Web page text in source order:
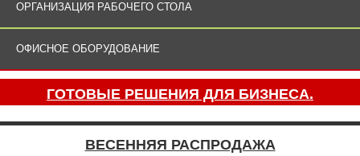
ОРГАНИЗАЦИЯ РАБОЧЕГО СТОЛА
ОФИСНОЕ ОБОРУДОВАНИЕ
ГОТОВЫЕ РЕШЕНИЯ ДЛЯ БИЗНЕСА.
ВЕСЕННЯЯ РАСПРОДАЖА